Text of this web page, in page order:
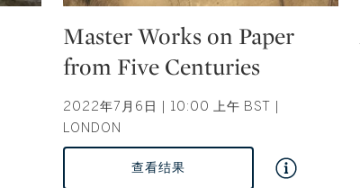
Type: auction
Master Works on Paper
from Five Centuries
2022年7月6日 | 10:00 上午 BST |
LONDON
查看结果